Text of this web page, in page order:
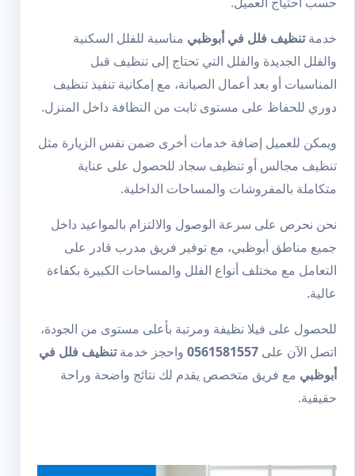
خدمةتنظيف فلل في أبوظبي مناسبة للفلل السكنية
والفلل الجديدة والفلل التي تحتاج إلى تنظيف قبل
المناسبات أو بعد أعمال الصيانة، مع إمكانية تنفيذ تنظيف
دوري للحفاظ على مستوى ثابت من النظافة داخل المنزل.
ويمكن للعميل إضافة خدمات أخرى ضمن نفس الزيارة مثل
تنظيف مجالس أو تنظيف سجاد للحصول على عناية
متكاملة بالمفروشات والمساحات الداخلية.
نحن نحرص على سرعة الوصول والالتزام بالمواعيد داخل
جميع مناطق أبوظبي، مع توفير فريق مدرب قادر على
التعامل مع مختلف أنواع الفلل والمساحات الكبيرة بكفاءة
عالية.
للحصول على فيلا نظيفة ومرتبة بأعلى مستوى من الجودة،
اتصل الآن على 0561581557 واحجز خدمةتنظيف فلل في
أبوظبي مع فريق متخصص يقدم لك نتائج واضحة وراحة
حقيقية.